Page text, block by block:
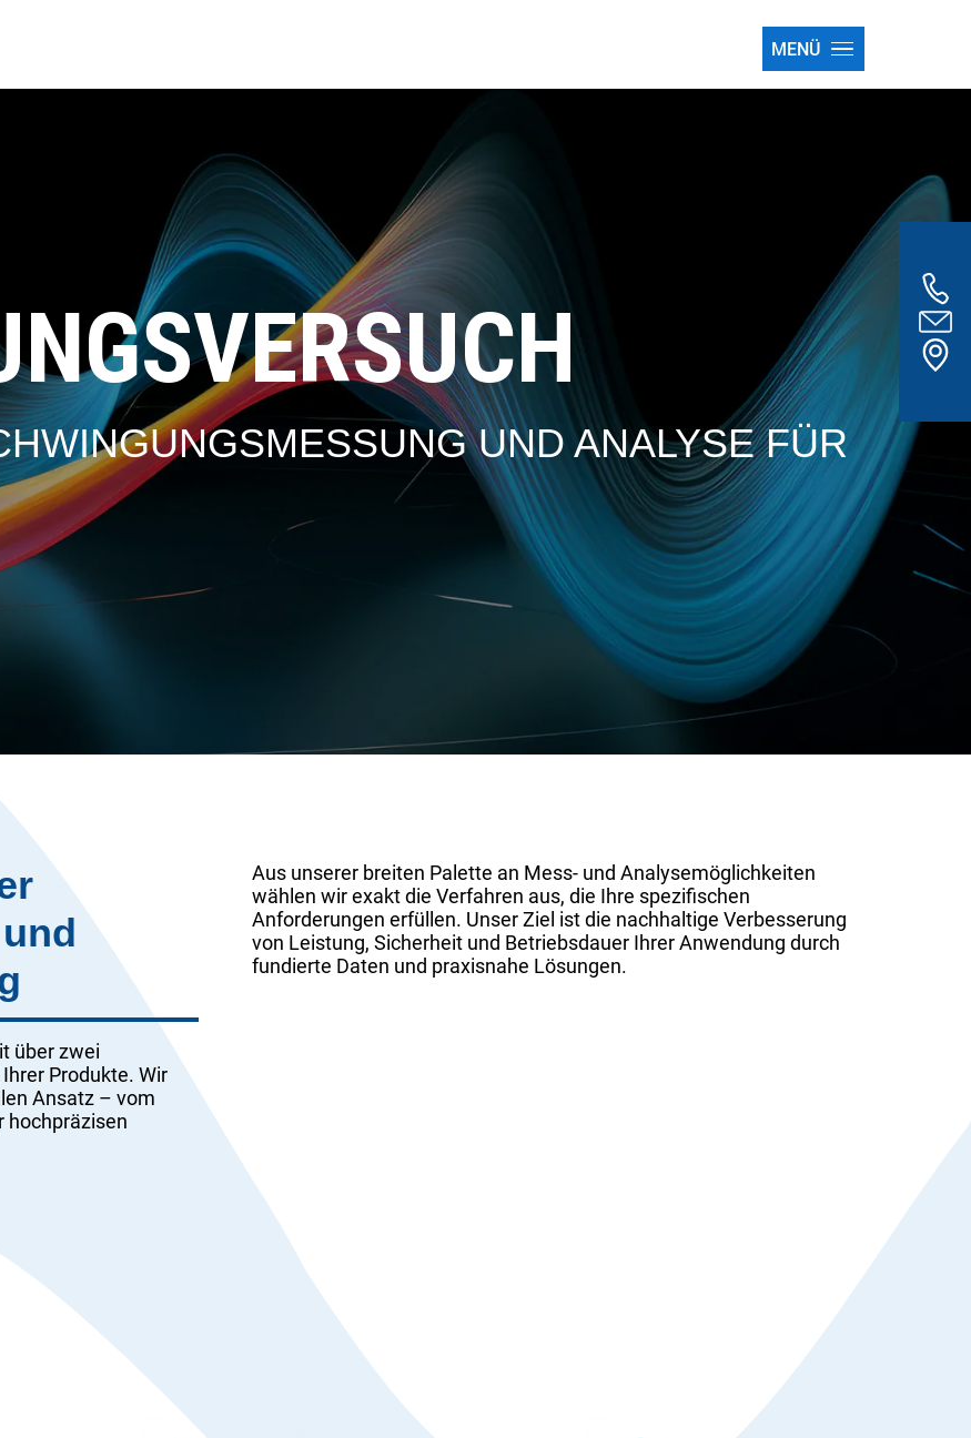
MENÜ
UND ANALYSE FÜR
über zwei
Produkte. Wir
Ansatz – vom
hochpräzisen
Aus unserer breiten Palette an Mess- und Analysemöglichkeiten
wählen wir exakt die Verfahren aus, die Ihre spezifischen
Anforderungen erfüllen. Unser Ziel ist die nachhaltige Verbesserung
von Leistung, Sicherheit und Betriebsdauer Ihrer Anwendung durch
fundierte Daten und praxisnahe Lösungen.